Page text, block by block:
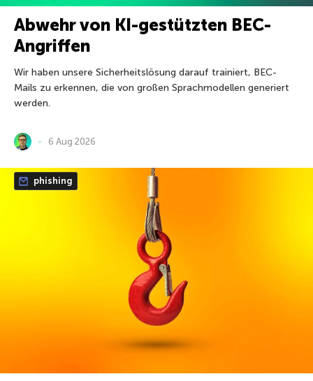
Abwehr von KI-gestützten BEC-
Angriffen
Wir haben unsere Sicherheitslösung darauf trainiert, BEC-
Mails zu erkennen, die von großen Sprachmodellen generiert
werden.
6 Aug 2026
phishing